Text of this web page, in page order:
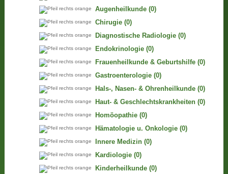
Augenheilkunde (0)
Chirugie (0)
Diagnostische Radiologie (0)
Endokrinologie (0)
Frauenheilkunde & Geburtshilfe (0)
Gastroenterologie (0)
Hals-, Nasen- & Ohrenheilkunde (0)
Haut- & Geschlechtskrankheiten (0)
Homöopathie (0)
Hämatologie u. Onkologie (0)
Innere Medizin (0)
Kardiologie (0)
Kinderheilkunde (0)